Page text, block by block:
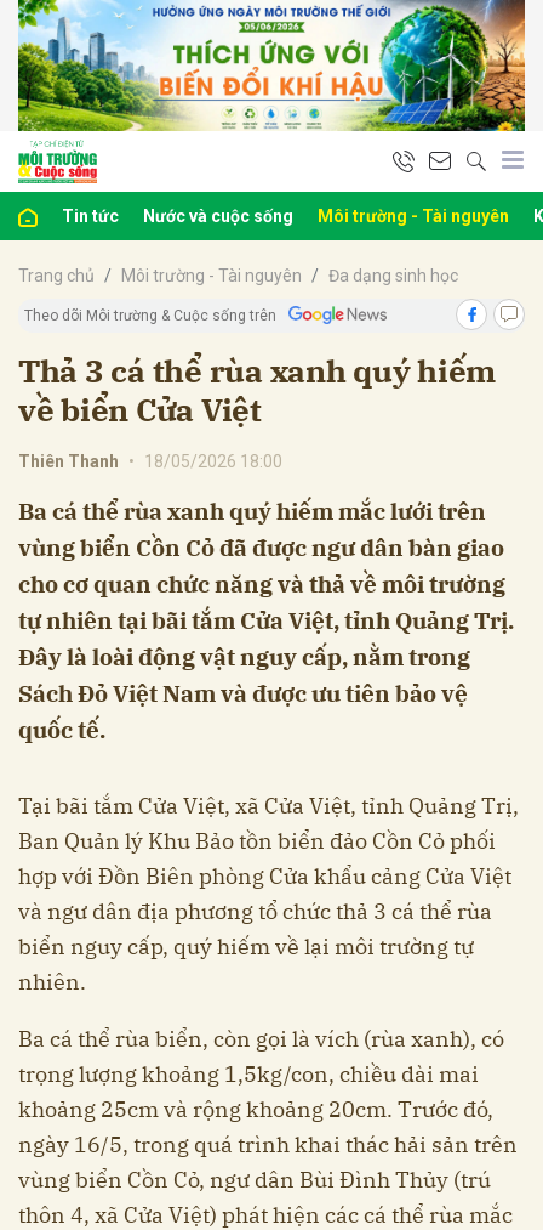
Tin tức Nước và cuộc sống Môi trường - Tài nguyên
Trang chủ Môi trường - Tài nguyên Đa dạng sinh học
Theo dõi Môi trường & Cuộc sống trên
Thả 3 cá thể rùa xanh quý hiếm
về biển Cửa Việt
Thiên Thanh • 18/05/2026 18:00
Ba cá thể rùa xanh quý hiếm mắc lưới trên
vùng biển Cồn Cỏ đã được ngư dân bàn giao
cho cơ quan chức năng và thả về môi trường
tự nhiên tại bãi tắm Cửa Việt, tỉnh Quảng Trị.
Đây là loài động vật nguy cấp, nằm trong
Sách Đỏ Việt Nam và được ưu tiên bảo vệ
quốc tế.
Tại bãi tắm Cửa Việt, xã Cửa Việt, tỉnh Quảng Trị,
Ban Quản lý Khu Bảo tồn biển đảo Cồn Cỏ phối
hợp với Đồn Biên phòng Cửa khẩu cảng Cửa Việt
và ngư dân địa phương tổ chức thả 3 cá thể rùa
biển nguy cấp, quý hiếm về lại môi trường tự
nhiên.
Ba cá thể rùa biển, còn gọi là vích (rùa xanh), có
trọng lượng khoảng 1,5kg/con, chiều dài mai
khoảng 25cm và rộng khoảng 20cm. Trước đó,
ngày 16/5, trong quá trình khai thác hải sản trên
vùng biển Cồn Cỏ, ngư dân Bùi Đình Thủy (trú
thôn 4, xã Cửa Việt) phát hiện các cá thể rùa mắc
luận